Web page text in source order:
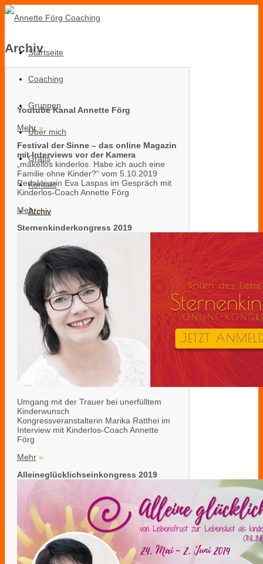
Startseite
Coaching
Gruppen
Über mich
Gratis
Kontakt
Archiv
Archiv
Youtube Kanal Annette Förg
Mehr »
Festival der Sinne – das online Magazin
mit Interviews vor der Kamera
„makellos kinderlos. Habe ich auch eine
Familie ohne Kinder?“ vom 5.10.2019
Redakteurin Eva Laspas im Gespräch mit
Kinderlos-Coach Annette Förg
Mehr »
Sternenkinderkongress 2019
Umgang mit der Trauer bei unerfülltem
Kinderwunsch
Kongressveranstalterin Marika Ratthei im
Interview mit Kinderlos-Coach Annette
Förg
Mehr »
Alleineglücklichseinkongress 2019